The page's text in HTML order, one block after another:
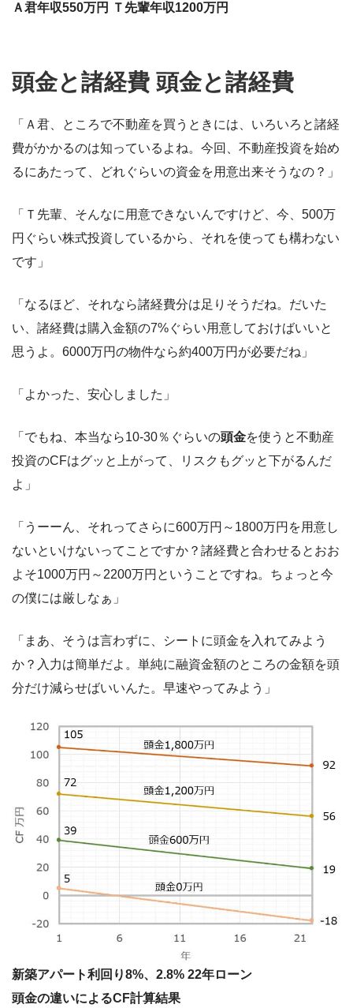
Ａ君年収550万円 Ｔ先輩年収1200万円
頭金と諸経費 頭金と諸経費
「Ａ君、ところで不動産を買うときには、いろいろと諸経
費がかかるのは知っているよね。今回、不動産投資を始め
るにあたって、どれぐらいの資金を用意出来そうなの？」
「Ｔ先輩、そんなに用意できないんですけど、今、500万
円ぐらい株式投資しているから、それを使っても構わない
です」
「なるほど、それなら諸経費分は足りそうだね。だいた
い、諸経費は購入金額の7%ぐらい用意しておけばいいと
思うよ。6000万円の物件なら約400万円が必要だね」
「よかった、安心しました」
「でもね、本当なら10-30％ぐらいの頭金を使うと不動産
投資のCFはグッと上がって、リスクもグッと下がるんだ
よ」
「うーーん、それってさらに600万円～1800万円を用意し
ないといけないってことですか？諸経費と合わせるとおお
よそ1000万円～2200万円ということですね。ちょっと今
の僕には厳しなぁ」
「まあ、そうは言わずに、シートに頭金を入れてみよう
か？入力は簡単だよ。単純に融資金額のところの金額を頭
分だけ減らせばいいんた。早速やってみよう」
新築アパート利回り8%、2.8% 22年ローン
頭金の違いによるCF計算結果